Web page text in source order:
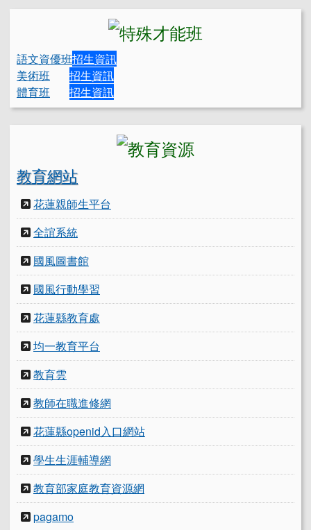
語文資優班招生資訊
美術班
招生資訊
體育班
招生資訊
教育網站
花蓮親師生平台
全誼系統
國風圖書館
國風行動學習
花蓮縣教育處
均一教育平台
教育雲
教師在職進修網
花蓮縣openid入口網站
學生生涯輔導網
教育部家庭教育資源網
pagamo